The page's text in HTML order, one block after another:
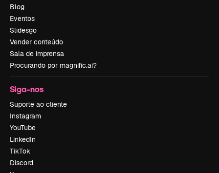
Blog
Eventos
Slidesgo
Vender conteúdo
Sala de imprensa
Procurando por magnific.ai?
Siga-nos
Suporte ao cliente
Instagram
YouTube
LinkedIn
TikTok
Discord